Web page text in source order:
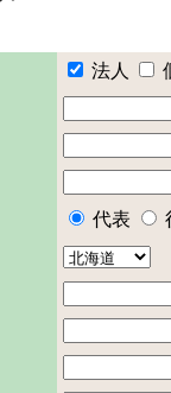
法人
代表